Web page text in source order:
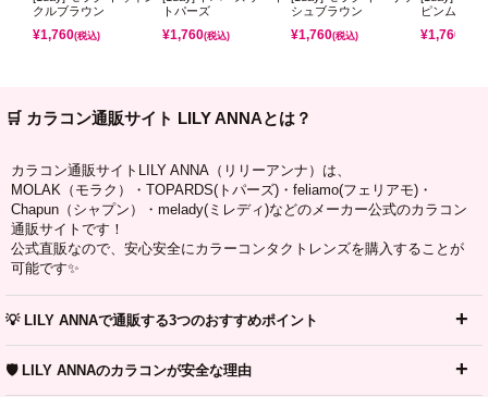
クルブラウン
¥1,760(税込)
トパーズ
¥1,760(税込)
シュブラウン
¥1,760(税込)
ピンムーン
¥1,760
🛒 カラコン通販サイト LILY ANNAとは？
カラコン通販サイトLILY ANNA（リリーアンナ）は、
MOLAK（モラク）・TOPARDS(トパーズ)・feliamo(フェリアモ)・
Chapun（シャプン）・melady(ミレディ)などのメーカー公式のカラコン
通販サイトです！
公式直販なので、安心安全にカラーコンタクトレンズを購入することが
可能です✨
💡 LILY ANNAで通販する3つのおすすめポイント
🛡️ LILY ANNAのカラコンが安全な理由